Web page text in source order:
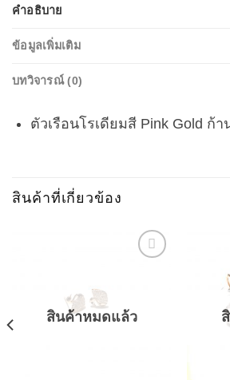
คำอธิบาย
ข้อมูลเพิ่มเติม
บทวิจารณ์ (0)
ตัวเรือนโรเดียมสี Pink Gold ก้า
สินค้าที่เกี่ยวข้อง
Wishlist
สินค้าหมดแล้ว